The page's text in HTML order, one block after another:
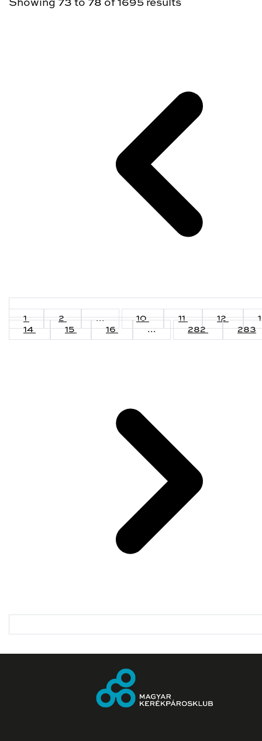
Showing 73 to 78 of 1695 results
1 2 ... 10 11 12
14
15 16 ... 282 283